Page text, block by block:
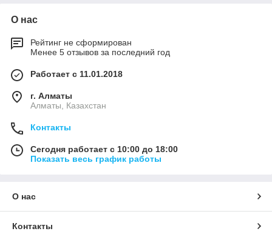
О нас
Рейтинг не сформирован
Менее 5 отзывов за последний год
Работает с 11.01.2018
г. Алматы
Алматы, Казахстан
Контакты
Сегодня работает с 10:00 до 18:00
Показать весь график работы
О нас
Контакты